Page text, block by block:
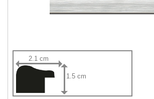
2.1 cm
1.5 cm